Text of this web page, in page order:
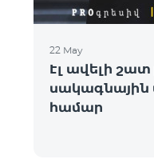
22 May
Էլ ավելի
սակագնային
համար